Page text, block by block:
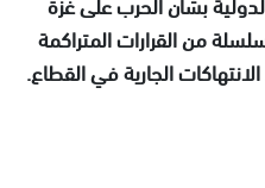
من القرارات المتراكمة
الجارية في القطاع.